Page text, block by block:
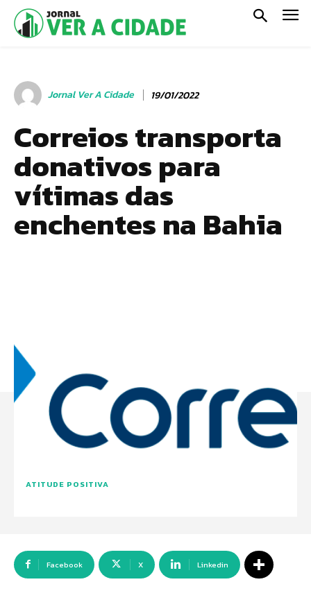
Jornal Ver A Cidade 19/01/2022
Correios transporta
donativos para
vítimas das
enchentes na Bahia
ATITUDE POSITIVA
Facebook X Linkedin